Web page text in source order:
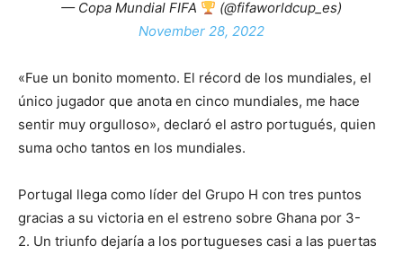
— Copa Mundial FIFA
(@fifaworldcup_es)
November 28, 2022
«Fue un bonito momento. El récord de los mundiales, el
único jugador que anota en cinco mundiales, me hace
sentir muy orgulloso», declaró el astro portugués, quien
suma ocho tantos en los mundiales.
Portugal llega como líder del Grupo H con tres puntos
gracias a su victoria en el estreno sobre Ghana por 3-
2. Un triunfo dejaría a los portugueses casi a las puertas